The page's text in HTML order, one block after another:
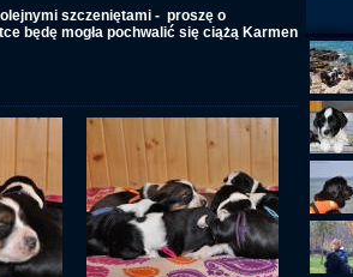
szczeniętami - proszę o
będę mogła pochwalić się ciążą Karmen